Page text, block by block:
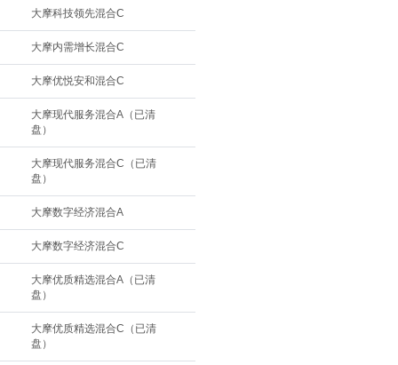
大摩科技领先混合C
大摩内需增长混合C
大摩优悦安和混合C
大摩现代服务混合A（已清
盘）
大摩现代服务混合C（已清
盘）
大摩数字经济混合A
大摩数字经济混合C
大摩优质精选混合A（已清
盘）
大摩优质精选混合C（已清
盘）